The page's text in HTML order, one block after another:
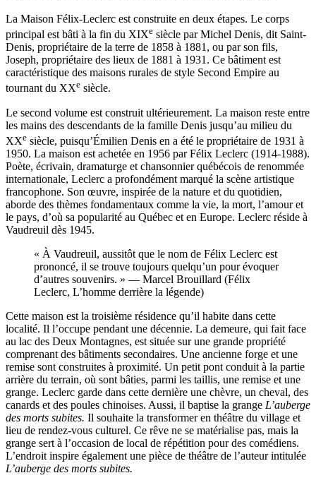
La Maison Félix-Leclerc est construite en deux étapes. Le corps
principal est bâti à la fin du XIXe siècle par Michel Denis, dit Saint-
Denis, propriétaire de la terre de 1858 à 1881, ou par son fils,
Joseph, propriétaire des lieux de 1881 à 1931. Ce bâtiment est
caractéristique des maisons rurales de style Second Empire au
tournant du XXe siècle.
Le second volume est construit ultérieurement. La maison reste entre
les mains des descendants de la famille Denis jusqu’au milieu du
XXe siècle, puisqu’Émilien Denis en a été le propriétaire de 1931 à
1950. La maison est achetée en 1956 par Félix Leclerc (1914-1988).
Poète, écrivain, dramaturge et chansonnier québécois de renommée
internationale, Leclerc a profondément marqué la scène artistique
francophone. Son œuvre, inspirée de la nature et du quotidien,
aborde des thèmes fondamentaux comme la vie, la mort, l’amour et
le pays, d’où sa popularité au Québec et en Europe. Leclerc réside à
Vaudreuil dès 1945.
« À Vaudreuil, aussitôt que le nom de Félix Leclerc est
prononcé, il se trouve toujours quelqu’un pour évoquer
d’autres souvenirs. » — Marcel Brouillard (Félix
Leclerc, L’homme derrière la légende)
Cette maison est la troisième résidence qu’il habite dans cette
localité. Il l’occupe pendant une décennie. La demeure, qui fait face
au lac des Deux Montagnes, est située sur une grande propriété
comprenant des bâtiments secondaires. Une ancienne forge et une
remise sont construites à proximité. Un petit pont conduit à la partie
arrière du terrain, où sont bâties, parmi les taillis, une remise et une
grange. Leclerc garde dans cette dernière une chèvre, un cheval, des
canards et des poules chinoises. Aussi, il baptise la grange L’auberge
des morts subites. Il souhaite la transformer en théâtre du village et
lieu de rendez-vous culturel. Ce rêve ne se matérialise pas, mais la
grange sert à l’occasion de local de répétition pour des comédiens.
L’endroit inspire également une pièce de théâtre de l’auteur intitulée
L’auberge des morts subites.